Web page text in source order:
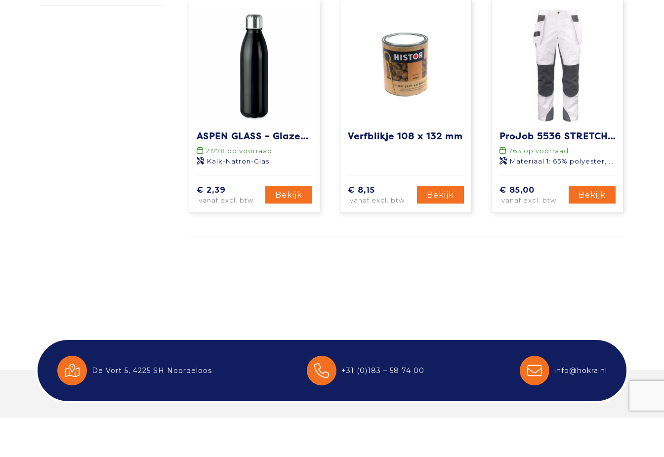
ASPEN GLASS - Glazen drinkfles 650ml
21778 op voorraad
Kalk-Natron-Glas
€ 2,39
vanaf excl. btw
Bekijk
Verfblikje 108 x 132 mm
€ 8,15
vanaf excl. btw
Bekijk
ProJob 5536 STRETCHBROEK MET KNIEZAKKEN EN SPIJKERZAKKEN
763 op voorraad
Materiaal 1: 65% polyester, 35% katoen, 235 g/m² Materiaal 2: 91,5% nylon, 8,5% spandex Materiaal 3: 100% nylon Cordura®, 213 g/m²
€ 85,00
vanaf excl. btw
Bekijk
De Vort 5, 4225 SH Noordeloos +31 (0)183 – 58 74 00 info@hokra.nl